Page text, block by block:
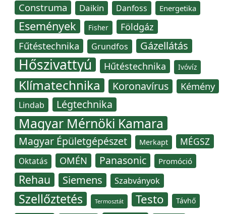
Construma Daikin Danfoss Energetika
Események Fisher Földgáz
Fűtéstechnika Grundfos Gázellátás
Hőszivattyú Hűtéstechnika Ivóvíz
Klímatechnika Koronavírus Kémény
Lindab Légtechnika
Magyar Mérnöki Kamara
Magyar Épületgépészet Merkapt MÉGSZ
Oktatás OMÉN Panasonic Promóció
Rehau Siemens Szabványok
Szellőztetés Termosztát Testo Távhő